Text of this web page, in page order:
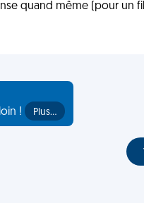
quand même (pour un
!
Plus…